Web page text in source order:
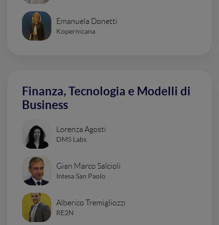
Emanuela Donetti
Kopernicana
Finanza, Tecnologia e Modelli di
Business
Lorenza Agosti
DMS Labs
Gian Marco Salcioli
Intesa San Paolo
Alberico Tremigliozzi
RE2N